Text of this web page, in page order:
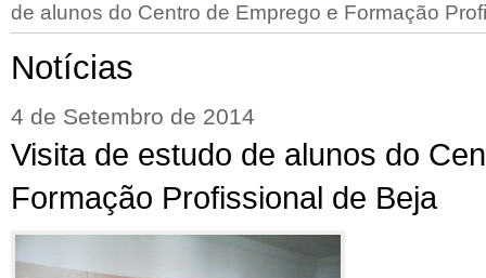
de alunos do Centro de Emprego e Formação
Notícias
4 de Setembro de 2014
Visita de estudo de alunos do
Formação Profissional de Beja